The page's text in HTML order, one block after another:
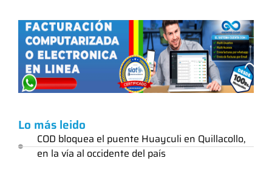
Lo más leido
COD bloquea el puente Huayculi en Quillacollo,
en la vía al occidente del país